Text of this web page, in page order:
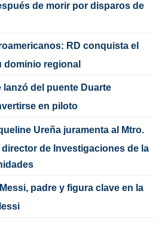
de morir por disparos de
RD conquista el
dominio regional
lanzó del puente Duarte
en piloto
Ureña juramenta al Mtro.
de Investigaciones de la
padre y figura clave en la